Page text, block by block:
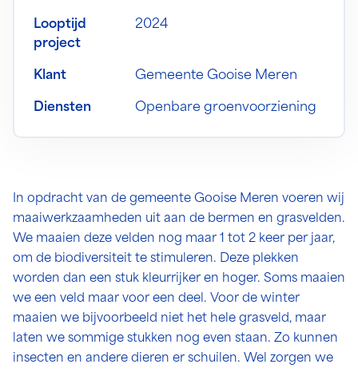
Looptijd
project
2024
Klant Gemeente Gooise Meren
Diensten Openbare groenvoorziening
In opdracht van de gemeente Gooise Meren voeren wij
maaiwerkzaamheden uit aan de bermen en grasvelden.
We maaien deze velden nog maar 1 tot 2 keer per jaar,
om de biodiversiteit te stimuleren. Deze plekken
worden dan een stuk kleurrijker en hoger. Soms maaien
we een veld maar voor een deel. Voor de winter
maaien we bijvoorbeeld niet het hele grasveld, maar
laten we sommige stukken nog even staan. Zo kunnen
insecten en andere dieren er schuilen. Wel zorgen we